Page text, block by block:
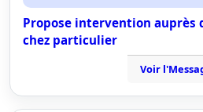
Propose intervention auprès
chez particulier
Voir